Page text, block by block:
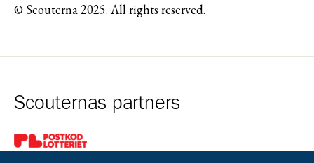
© Scouterna 2025. All rights reserved.
Scouternas partners
Gå till pl_50